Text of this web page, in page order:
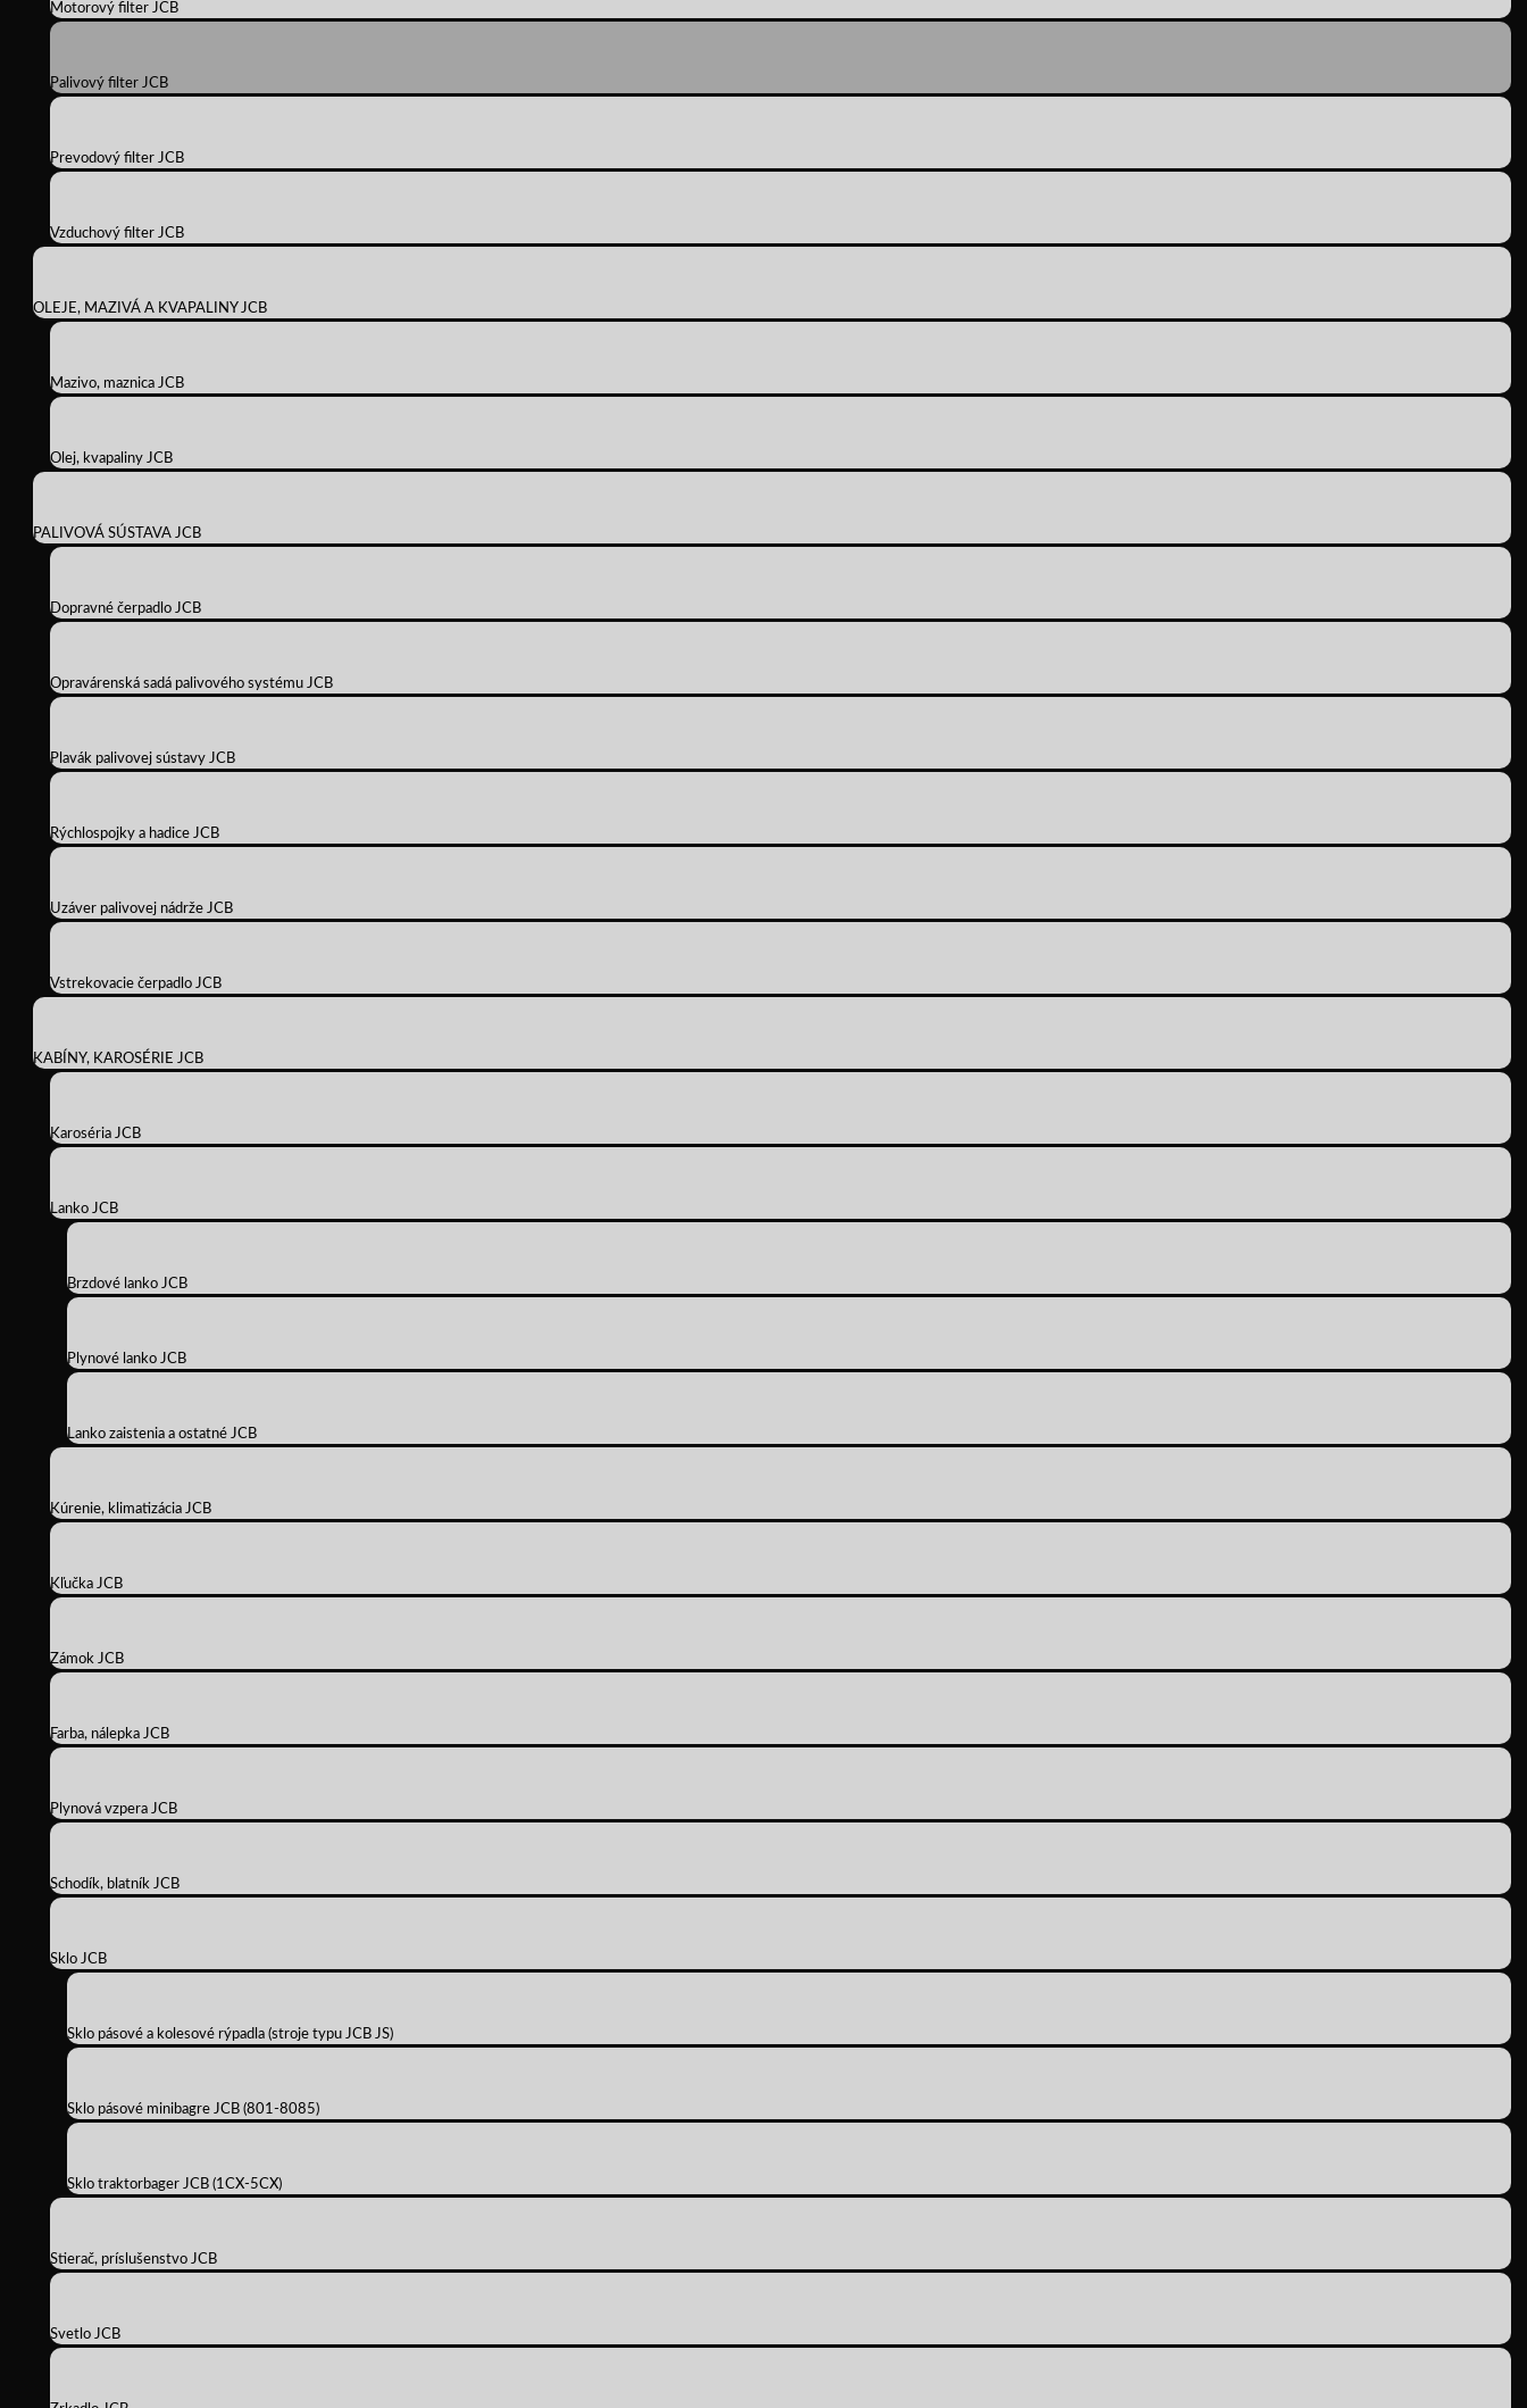
Motorový filter JCB
Palivový filter JCB
Prevodový filter JCB
Vzduchový filter JCB
OLEJE, MAZIVÁ A KVAPALINY JCB
Mazivo, maznica JCB
Olej, kvapaliny JCB
PALIVOVÁ SÚSTAVA JCB
Dopravné čerpadlo JCB
Opravárenská sadá palivového systému JCB
Plavák palivovej sústavy JCB
Rýchlospojky a hadice JCB
Uzáver palivovej nádrže JCB
Vstrekovacie čerpadlo JCB
KABÍNY, KAROSÉRIE JCB
Karoséria JCB
Lanko JCB
Brzdové lanko JCB
Plynové lanko JCB
Lanko zaistenia a ostatné JCB
Kúrenie, klimatizácia JCB
Kľučka JCB
Zámok JCB
Farba, nálepka JCB
Plynová vzpera JCB
Schodík, blatník JCB
Sklo JCB
Sklo pásové a kolesové rýpadla (stroje typu JCB JS)
Sklo pásové minibagre JCB (801-8085)
Sklo traktorbager JCB (1CX-5CX)
Stierač, príslušenstvo JCB
Svetlo JCB